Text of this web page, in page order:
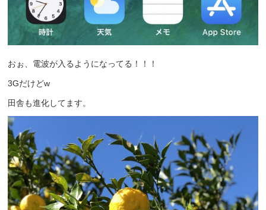
おぉ、電波が入るようになってる！！！
3Gだけどw
田舎も進化してます。